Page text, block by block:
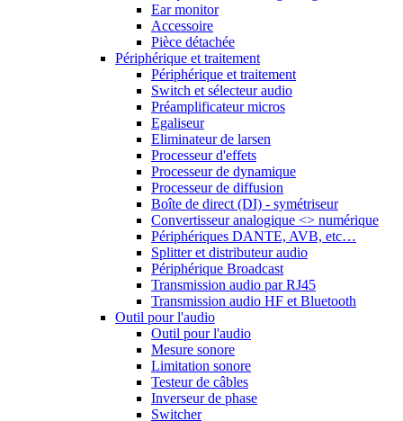
Ear monitor
Accessoire
Pièce détachée
Périphérique et traitement
Périphérique et traitement
Switch et sélecteur audio
Préamplificateur micros
Egaliseur
Eliminateur de larsen
Processeur d'effets
Processeur de dynamique
Processeur de diffusion
Boîte de direct (DI) - symétriseur
Convertisseur analogique <> numérique
Périphériques DANTE, AVB, etc…
Splitter et distributeur audio
Périphérique Broadcast
Transmission audio par RJ45
Transmission audio HF et Bluetooth
Outil pour l'audio
Outil pour l'audio
Mesure sonore
Limitation sonore
Testeur de câbles
Inverseur de phase
Switcher